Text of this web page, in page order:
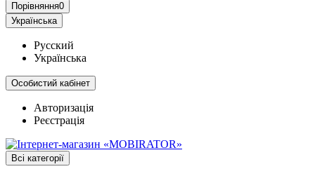
Порівняння0
Українська
Русский
Українська
Особистий кабінет
Авторизація
Реєстрація
Всі категорії